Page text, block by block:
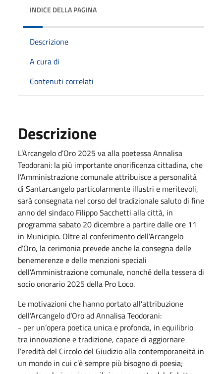
INDICE DELLA PAGINA
Descrizione
A cura di
Contenuti correlati
Descrizione
L’Arcangelo d’Oro 2025 va alla poetessa Annalisa
Teodorani: la più importante onorificenza cittadina, che
l’Amministrazione comunale attribuisce a personalità
di Santarcangelo particolarmente illustri e meritevoli,
sarà consegnata nel corso del tradizionale saluto di fine
anno del sindaco Filippo Sacchetti alla città, in
programma sabato 20 dicembre a partire dalle ore 11
in Municipio. Oltre al conferimento dell’Arcangelo
d’Oro, la cerimonia prevede anche la consegna delle
benemerenze e delle menzioni speciali
dell’Amministrazione comunale, nonché della tessera di
socio onorario 2025 della Pro Loco.
Le motivazioni che hanno portato all’attribuzione
dell’Arcangelo d’Oro ad Annalisa Teodorani:
- per un’opera poetica unica e profonda, in equilibrio
tra innovazione e tradizione, capace di aggiornare
l’eredità del Circolo del Giudizio alla contemporaneità in
un mondo in cui c’è sempre più bisogno di poesia;